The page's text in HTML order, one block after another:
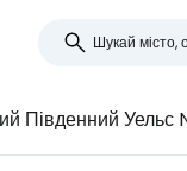
Південний Уельс